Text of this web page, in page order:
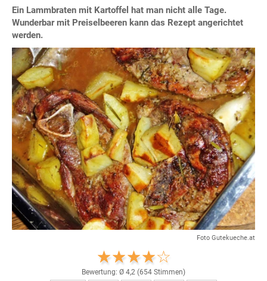
Ein Lammbraten mit Kartoffel hat man nicht alle Tage.
Wunderbar mit Preiselbeeren kann das Rezept angerichtet
werden.
Foto Gutekueche.at
Bewertung: Ø 4,2 (654 Stimmen)